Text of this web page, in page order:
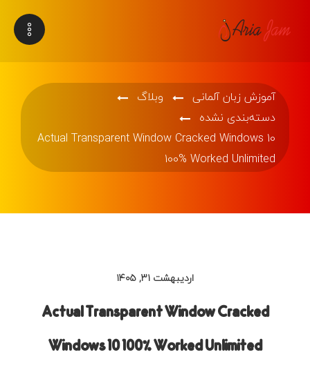
آموزش زبان آلمانی
وبلاگ
دسته‌بندی نشده
Actual Transparent Window Cracked Windows 10
100% Worked Unlimited
اردیبهشت ۳۱, ۱۴۰۵
Actual Transparent Window Cracked
Windows 10 100% Worked Unlimited